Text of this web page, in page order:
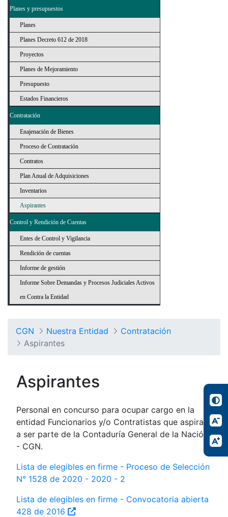
Planes y presupuestos
Planes
Planes Decreto 612 de 2018
Proyectos
Planes de Mejoramiento
Presupuesto
Estados Financieros
Contratación
Enajenación de Bienes
Proceso de Contratación
Contratos
Plan Anual de Adquisiciones
Inventarios
Aspirantes
Control y Rendición de Cuentas
Entes de Control y Vigilancia
Rendición de cuentas
Informe de gestión
Informe Sobre Demandas y Procesos Judiciales Activos
en Contra la Entidad
CGN Nuestra Entidad
Contratación
Aspirantes
Aspirantes
Personal en concurso para ocupar cargo en la
entidad Funcionarios y/o Contratistas que aspiran
a ser parte de la Contaduría General de la Nación
- CGN.
Lista de elegibles en firme - Proceso de Selección
N° 1528 de 2020 - 2020 - 2
Lista de elegibles en firme - Convocatoria abierta
428 de 2016